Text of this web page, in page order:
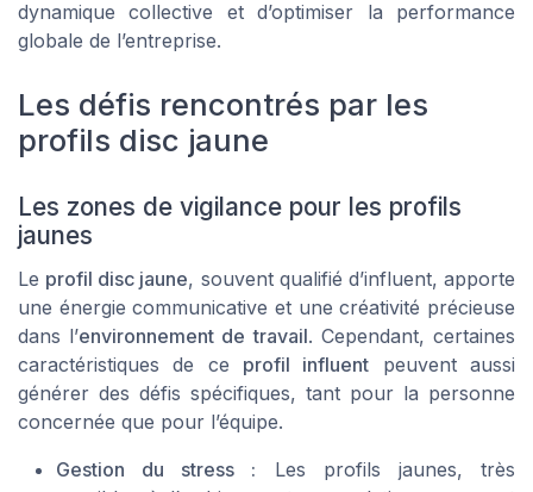
dynamique collective et d’optimiser la performance
globale de l’entreprise.
Les défis rencontrés par les
profils disc jaune
Les zones de vigilance pour les profils
jaunes
Le profil disc jaune, souvent qualifié d’influent, apporte
une énergie communicative et une créativité précieuse
dans l’environnement de travail. Cependant, certaines
caractéristiques de ce profil influent peuvent aussi
générer des défis spécifiques, tant pour la personne
concernée que pour l’équipe.
Gestion du stress : Les profils jaunes, très